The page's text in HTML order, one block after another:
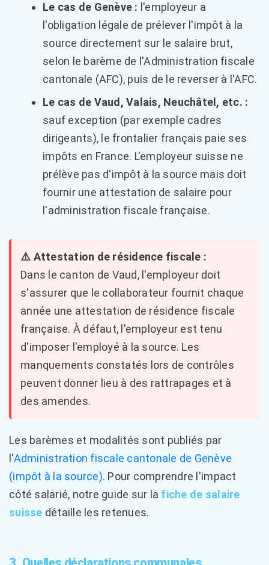
Le cas de Genève : l'employeur a
l'obligation légale de prélever l'impôt à la
source directement sur le salaire brut,
selon le barème de l'Administration fiscale
cantonale (AFC), puis de le reverser à l'AFC.
Le cas de Vaud, Valais, Neuchâtel, etc. :
sauf exception (par exemple cadres
dirigeants), le frontalier français paie ses
impôts en France. L'employeur suisse ne
prélève pas d'impôt à la source mais doit
fournir une attestation de salaire pour
l'administration fiscale française.
⚠️ Attestation de résidence fiscale :
Dans le canton de Vaud, l'employeur doit
s'assurer que le collaborateur fournit chaque
année une attestation de résidence fiscale
française. À défaut, l'employeur est tenu
d'imposer l'employé à la source. Les
manquements constatés lors de contrôles
peuvent donner lieu à des rattrapages et à
des amendes.
Les barèmes et modalités sont publiés par
l'Administration fiscale cantonale de Genève
(impôt à la source). Pour comprendre l'impact
côté salarié, notre guide sur la fiche de salaire
suisse détaille les retenues.